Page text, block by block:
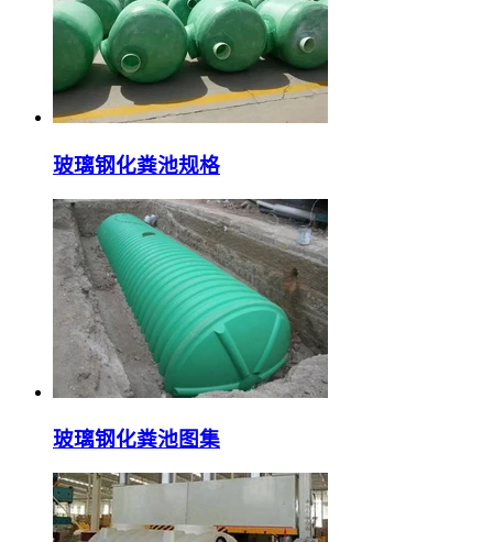
玻璃钢化粪池规格
玻璃钢化粪池图集